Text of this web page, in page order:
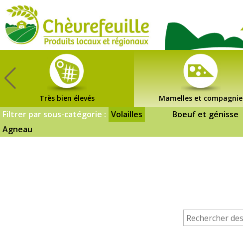
Très bien élevés Mamelles et compagnie
Filtrer par sous-catégorie : Volailles Boeuf et génisse
Agneau